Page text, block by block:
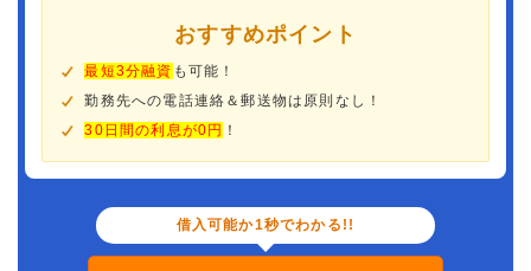
おすすめポイント
最短3分融資 も可能！
勤務先への電話連絡＆郵送物は原則なし！
30日間の利息が0円 ！
借入可能か1秒でわかる!!